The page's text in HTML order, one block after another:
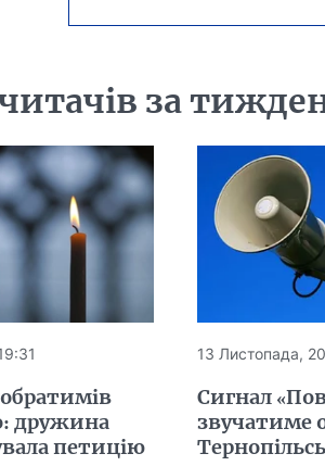
за
дружина
петицію
13 Листопада,
Сигнал
звучатиме